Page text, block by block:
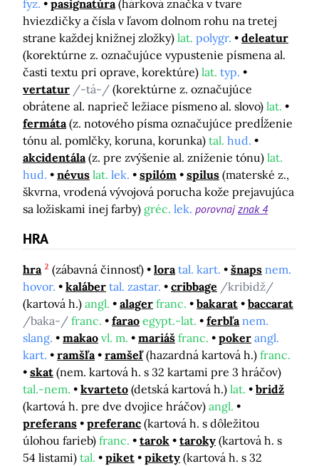
fyz. pasignatúra (hárková značka v tvare
hviezdičky a čísla v ľavom dolnom rohu na tretej
strane každej knižnej zložky) lat. polygr.
deleatur
(korektúrne z. označujúce vypustenie písmena al.
časti textu pri oprave, korektúre) lat. typ.
vertatur /-tá-/ (korektúrne z. označujúce
obrátene al. naprieč ležiace písmeno al. slovo) lat.
fermáta (z. notového písma označujúce predĺženie
tónu al. pomlčky, koruna, korunka) tal. hud.
akcidentála (z. pre zvýšenie al. zníženie tónu) lat.
hud.
névus lat. lek. spilóm spilus (materské z.,
škvrna, vrodená vývojová porucha kože prejavujúca
sa ložiskami inej farby) gréc. lek. porovnajznak 4
HRA
hra 2 (zábavná činnosť) lora tal. kart. šnaps nem.
hovor.
kaláber tal. zastar. cribbage /kribidž/
(kartová h.) angl. alager franc. bakarat
baccarat
/baka-/ franc. farao egypt.-lat. ferbľa nem.
slang.
makao vl. m. mariáš franc. poker angl.
kart.
ramšľa ramšeľ (hazardná kartová h.) franc.
skat (nem. kartová h. s 32 kartami pre 3 hráčov)
tal.-nem.
kvarteto (detská kartová h.) lat.
bridž
(kartová h. pre dve dvojice hráčov) angl.
preferans
preferanc (kartová h. s dôležitou
úlohou farieb) franc. tarok taroky (kartová h. s
54 listami) tal. piket pikety (kartová h. s 32